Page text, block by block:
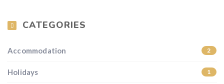
CATEGORIES
Accommodation 2
Holidays 1